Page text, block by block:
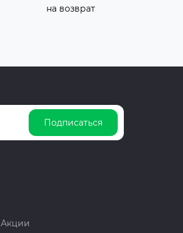
на возврат
Подписаться
Акции